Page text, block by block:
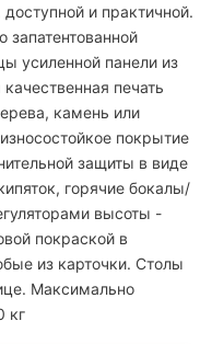
и практичной.
усиленной панели из
печать
камень или
покрытие
защиты в виде
горячие бокалы/
высоты -
покраской в
из карточки. Столы
Максимально
кг